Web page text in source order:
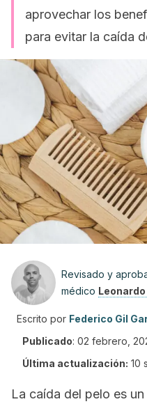
aprovechar los
para evitar la caída
Revisado y
médico
Escrito por Federico Gil
Publicado: 02 febrero,
Última actualización: 10
La caída del pelo es